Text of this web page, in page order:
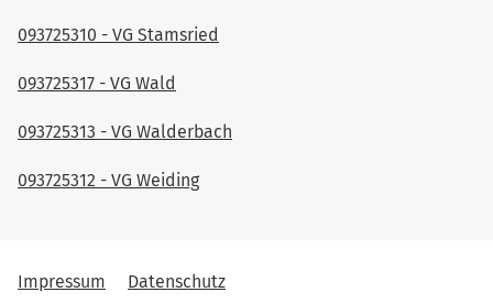
093725310 - VG Stamsried
093725317 - VG Wald
093725313 - VG Walderbach
093725312 - VG Weiding
Impressum Datenschutz